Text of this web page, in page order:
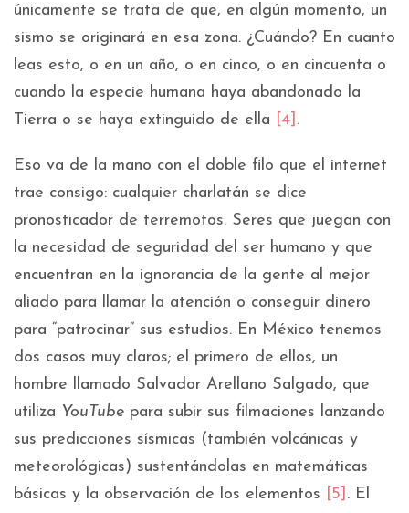
únicamente se trata de que, en algún momento, un
sismo se originará en esa zona. ¿Cuándo? En cuanto
leas esto, o en un año, o en cinco, o en cincuenta o
cuando la especie humana haya abandonado la
Tierra o se haya extinguido de ella
[4] .
Eso va de la mano con el doble filo que el internet
trae consigo: cualquier charlatán se dice
pronosticador de terremotos. Seres que juegan con
la necesidad de seguridad del ser humano y que
encuentran en la ignorancia de la gente al mejor
aliado para llamar la atención o conseguir dinero
para “patrocinar” sus estudios. En México tenemos
dos casos muy claros; el primero de ellos, un
hombre llamado Salvador Arellano Salgado, que
utiliza YouTube para subir sus filmaciones lanzando
sus predicciones sísmicas (también volcánicas y
meteorológicas) sustentándolas en matemáticas
básicas y la observación de los elementos
[5] . El